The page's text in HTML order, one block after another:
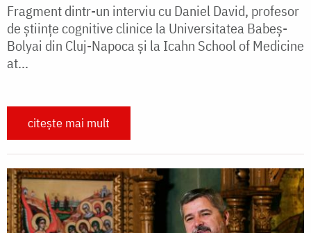
Fragment dintr-un interviu cu Daniel David, profesor
de științe cognitive clinice la Universitatea Babeș-
Bolyai din Cluj-Napoca și la Icahn School of Medicine
at...
citește mai mult